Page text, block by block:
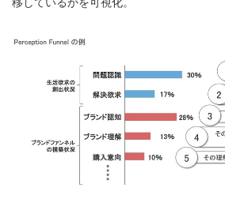
移しているかを可視化。